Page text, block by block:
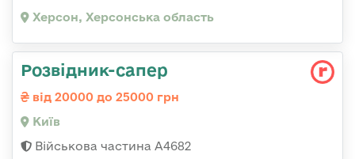
Херсон, Херсонська область
Розвідник-сапер
від 20000 до 25000 грн
Київ
Військова частина А4682